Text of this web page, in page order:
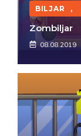
BILJAR ,
Zombiljar
08.08.2019